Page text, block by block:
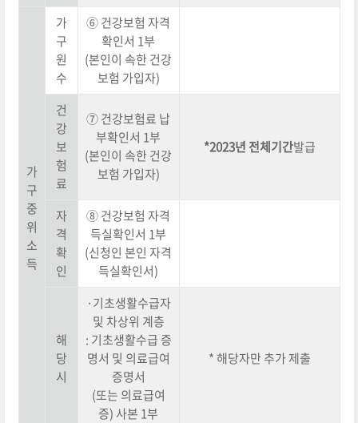
가
구
중
위
소
득
가
구
원
수
⑥ 건강보험 자격
확인서 1부
(본인이 속한 건강
보험 가입자)
건
강
보
험
료
⑦ 건강보험료 납
부확인서 1부
(본인이 속한 건강
보험 가입자)
*2023년 전체기간발급
자
격
확
인
⑧ 건강보험 자격
득실확인서 1부
(신청인 본인 자격
득실확인서)
해
당
시
·기초생활수급자
및 차상위 계층
: 기초생활수급 증
명서 및 의료급여
증명서
(또는 의료급여
증) 사본 1부
* 해당자만 추가 제출